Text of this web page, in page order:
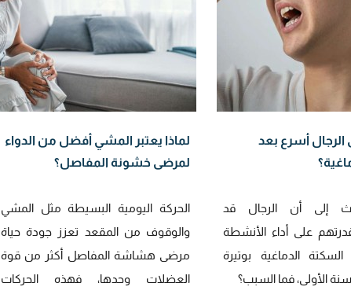
الرجال أسرع بعد
إلى أن الرجال قد
على أداء الأنشطة
السكتة الدماغية بوتيرة
الأولى، فما السبب؟
لماذا يعتبر المشي أفضل من الدواء
لمرضى خشونة المفاصل؟
الحركة اليومية البسيطة مثل المشي
والوقوف من المقعد تعزز جودة حياة
مرضى هشاشة المفاصل أكثر من قوة
العضلات وحدها، فهذه الحركات